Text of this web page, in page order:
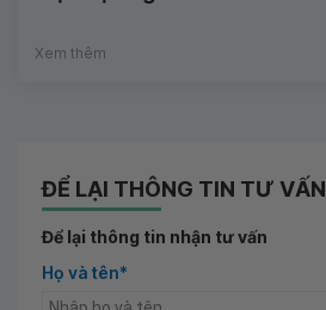
Xem thêm
ĐỂ LẠI THÔNG TIN TƯ VẤN
Để lại thông tin nhận tư vấn
Họ và tên*